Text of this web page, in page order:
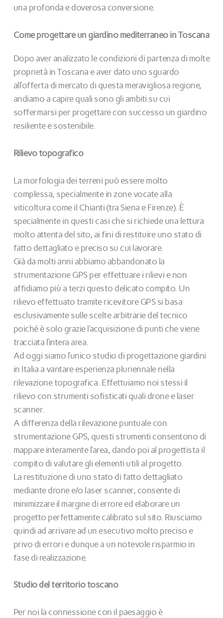
una profonda e doverosa conversione.
Come progettare un giardino mediterraneo in Toscana
Dopo aver analizzato le condizioni di partenza di molte
proprietà in Toscana e aver dato uno sguardo
all’offerta di mercato di questa meravigliosa regione,
andiamo a capire quali sono gli ambiti su cui
soffermarsi per progettare con successo un giardino
resiliente e sostenibile.
Rilievo topografico
La morfologia dei terreni può essere molto
complessa, specialmente in zone vocate alla
viticoltura come il Chianti (tra Siena e Firenze). È
specialmente in questi casi che si richiede una lettura
molto attenta del sito, ai fini di restituire uno stato di
fatto dettagliato e preciso su cui lavorare.
Già da molti anni abbiamo abbandonato la
strumentazione GPS per effettuare i rilievi e non
affidiamo più a terzi questo delicato compito. Un
rilievo effettuato tramite ricevitore GPS si basa
esclusivamente sulle scelte arbitrarie del tecnico
poiché è solo grazie l’acquisizione di punti che viene
tracciata l’intera area.
Ad oggi siamo l’unico studio di progettazione giardini
in Italia a vantare esperienza pluriennale nella
rilevazione topografica. Effettuiamo noi stessi il
rilievo con strumenti sofisticati quali drone e laser
scanner.
A differenza della rilevazione puntuale con
strumentazione GPS, questi strumenti consentono di
mappare interamente l’area, dando poi al progettista il
compito di valutare gli elementi utili al progetto.
La restituzione di uno stato di fatto dettagliato
mediante drone e/o laser scanner, consente di
minimizzare il margine di errore ed elaborare un
progetto perfettamente calibrato sul sito. Riusciamo
quindi ad arrivare ad un esecutivo molto preciso e
privo di errori e dunque a un notevole risparmio in
fase di realizzazione.
Studio del territorio toscano
Per noi la connessione con il paesaggio è